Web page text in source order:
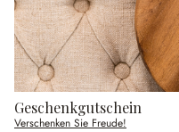
Geschenkgutschein
Verschenken Sie Freude!